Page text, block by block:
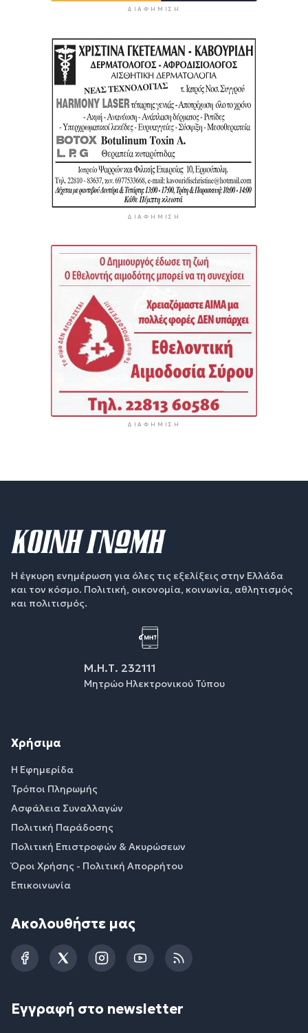
ΔΙΑΦΉΜΙΣΗ
ΔΙΑΦΉΜΙΣΗ
ΔΙΑΦΉΜΙΣΗ
Η έγκυρη ενημέρωση για όλες τις εξελίξεις στην Ελλάδα
και τον κόσμο. Πολιτική, οικονομία, κοινωνία, αθλητισμός
και πολιτισμός.
Μ.Η.Τ. 232111
Μητρώο Ηλεκτρονικού Τύπου
Χρήσιμα
Η Εφημερίδα
Τρόποι Πληρωμής
Ασφάλεια Συναλλαγών
Πολιτική Παράδοσης
Πολιτική Επιστροφών & Ακυρώσεων
Όροι Χρήσης - Πολιτική Απορρήτου
Επικοινωνία
Ακολουθήστε μας
FacebookTwitterInstagramYouTubeRSS
Εγγραφή στο newsletter